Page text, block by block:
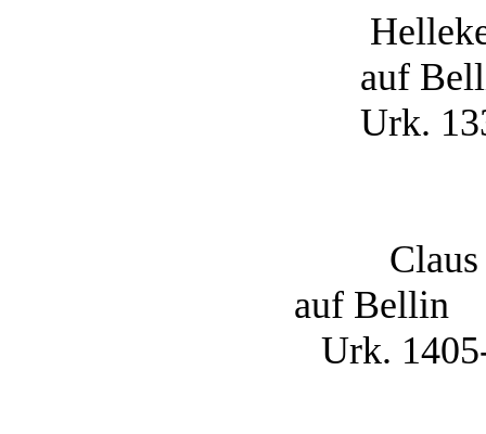
auf
Urk.
Claus
auf Bellin
Urk.